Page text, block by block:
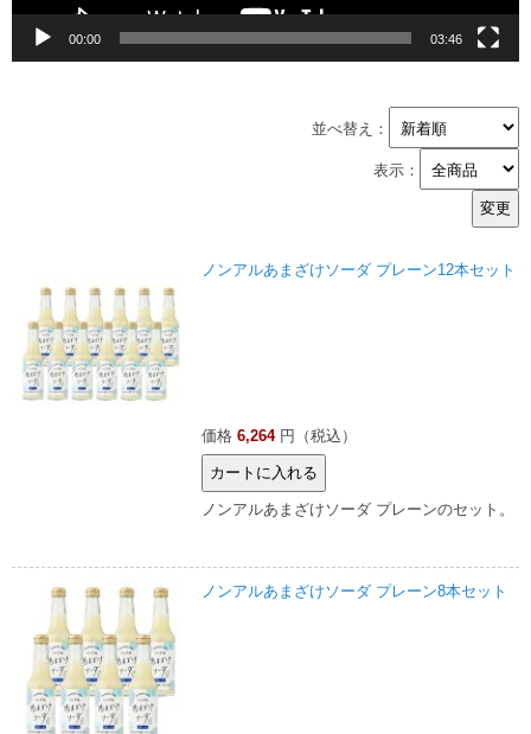
00:00 03:46
並べ替え：
表示：
ノンアルあまざけソーダ プレーン12本セット
価格 6,264円（税込）
ノンアルあまざけソーダ プレーンのセット。
ノンアルあまざけソーダ プレーン8本セット